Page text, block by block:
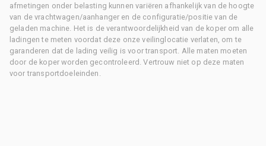
afmetingen onder belasting kunnen variëren afhankelijk van de hoogte
van de vrachtwagen/aanhanger en de configuratie/positie van de
geladen machine. Het is de verantwoordelijkheid van de koper om alle
ladingen te meten voordat deze onze veilinglocatie verlaten, om te
garanderen dat de lading veilig is voor transport. Alle maten moeten
door de koper worden gecontroleerd. Vertrouw niet op deze maten
voor transportdoeleinden.